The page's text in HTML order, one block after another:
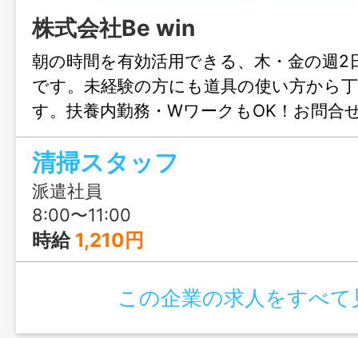
株式会社Be win
朝の時間を有効活用できる、木・金の週2
です。未経験の方にも道具の使い方から
す。扶養内勤務・WワークもOK！お問合
迎、まずはじょぶる福岡までお気軽にご
清掃スタッフ
派遣社員
8:00〜11:00
時給 1,210円
この企業の求人をすべて